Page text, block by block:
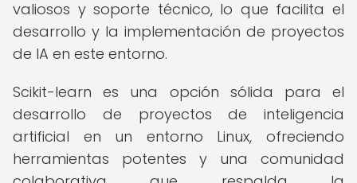
valiosos y soporte técnico, lo que facilita el
desarrollo y la implementación de proyectos
de IA en este entorno.
Scikit-learn es una opción sólida para el
desarrollo de proyectos de inteligencia
artificial en un entorno Linux, ofreciendo
herramientas potentes y una comunidad